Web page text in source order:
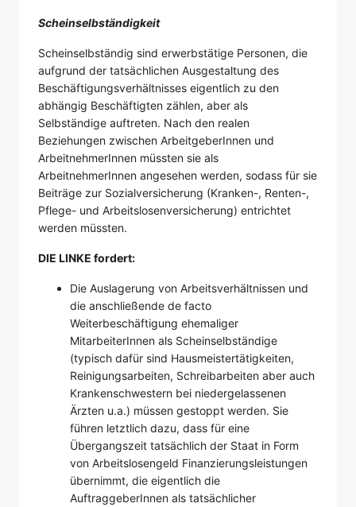
Scheinselbständigkeit
Scheinselbständig sind erwerbstätige Personen, die
aufgrund der tatsächlichen Ausgestaltung des
Beschäftigungsverhältnisses eigentlich zu den
abhängig Beschäftigten zählen, aber als
Selbständige auftreten. Nach den realen
Beziehungen zwischen ArbeitgeberInnen und
ArbeitnehmerInnen müssten sie als
ArbeitnehmerInnen angesehen werden, sodass für sie
Beiträge zur Sozialversicherung (Kranken-, Renten-,
Pflege- und Arbeitslosenversicherung) entrichtet
werden müssten.
DIE LINKE fordert:
Die Auslagerung von Arbeitsverhältnissen und
die anschließende de facto
Weiterbeschäftigung ehemaliger
MitarbeiterInnen als Scheinselbständige
(typisch dafür sind Hausmeistertätigkeiten,
Reinigungsarbeiten, Schreibarbeiten aber auch
Krankenschwestern bei niedergelassenen
Ärzten u.a.) müssen gestoppt werden. Sie
führen letztlich dazu, dass für eine
Übergangszeit tatsächlich der Staat in Form
von Arbeitslosengeld Finanzierungsleistungen
übernimmt, die eigentlich die
AuftraggeberInnen als tatsächlicher